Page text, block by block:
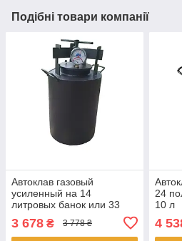
Подібні товари компанії
Автоклав газовый
усиленный на 14
литровых банок или 33
3 678 ₴ 3 778 ₴
24
10 л
4